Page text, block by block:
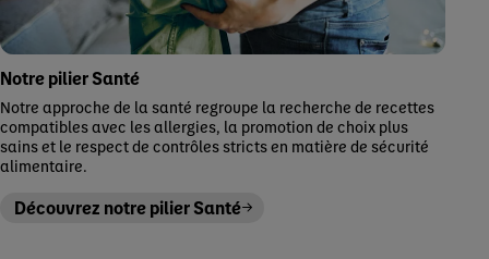
Notre pilier Santé
Notre approche de la santé regroupe la recherche de recettes
compatibles avec les allergies, la promotion de choix plus
sains et le respect de contrôles stricts en matière de sécurité
alimentaire.
Découvrez notre pilier Santé